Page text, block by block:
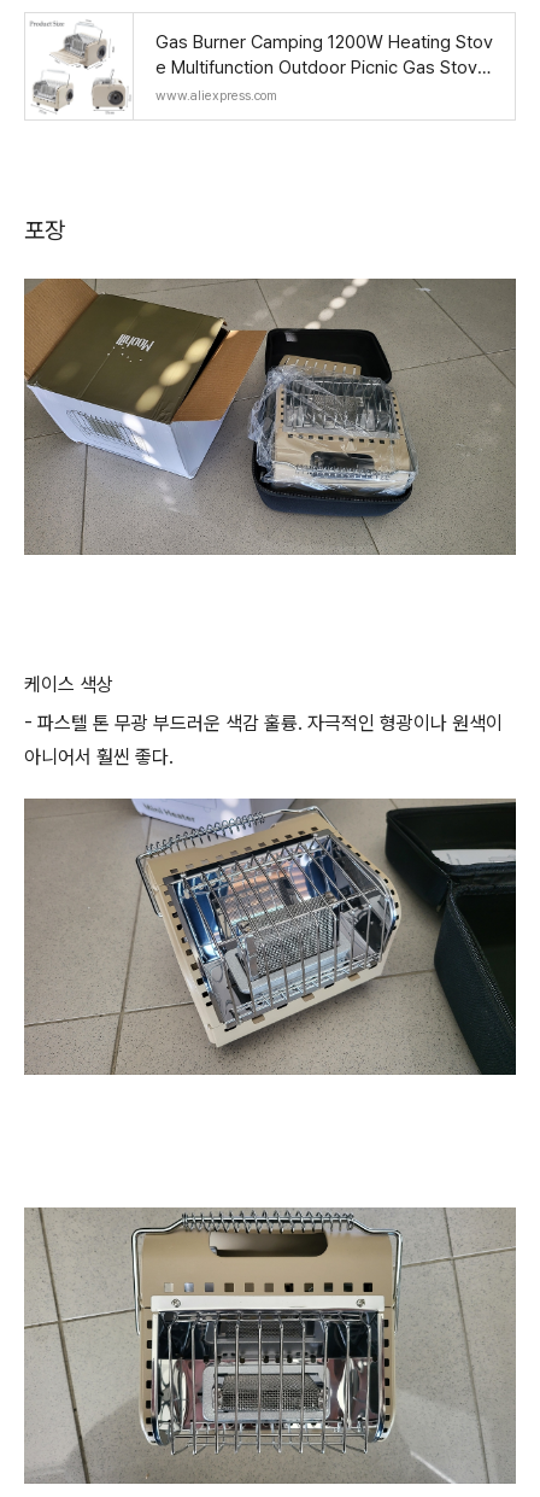
Gas Burner Camping 1200W Heating Stov
e Multifunction Outdoor Picnic Gas Stove
Fire Stove Liquefied Gas Heater Stove - A
liExpress
www.aliexpress.com
포장
케이스 색상
- 파스텔 톤 무광 부드러운 색감 훌륭. 자극적인 형광이나 원색이
아니어서 훨씬 좋다.